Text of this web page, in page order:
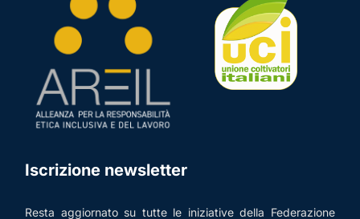
Iscrizione newsletter
Resta aggiornato su tutte le iniziative della Federazione